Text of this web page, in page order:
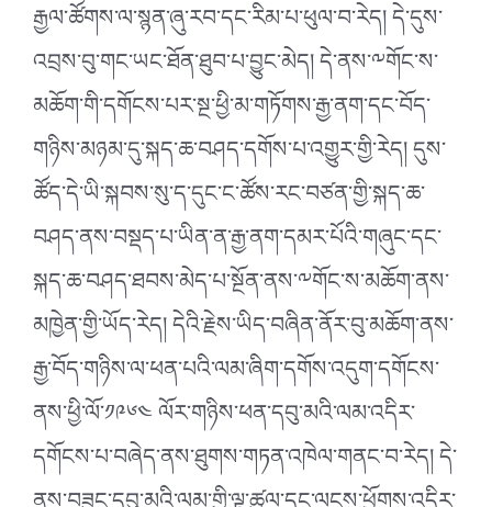
རྒྱལ་ཚོགས་ལ་སྙན་ཞུ་རབ་དང་རིམ་པ་ཕུལ་བ་རེད། དེ་དུས་
འབྲས་བུ་གང་ཡང་ཐོན་ཐུབ་པ་བྱུང་མེད། དེ་ནས་༸གོང་ས་
མཆོག་གི་དགོངས་པར་སྔ་ཕྱི་མ་གཏོགས་རྒྱ་ནག་དང་བོད་
གཉིས་མཉམ་དུ་སྐད་ཆ་བཤད་དགོས་པ་འགྱུར་གྱི་རེད། དུས་
ཚོད་དེ་ཡི་སྐབས་སུ་ད་དུང་ང་ཚོས་རང་བཙན་གྱི་སྐད་ཆ་
བཤད་ནས་བསྡད་པ་ཡིན་ན་རྒྱ་ནག་དམར་པོའི་གཞུང་དང་
སྐད་ཆ་བཤད་ཐབས་མེད་པ་སྔོན་ནས་༸གོང་ས་མཆོག་ནས་
མཁྱེན་གྱི་ཡོད་རེད། དེའི་རྗེས་ཡིད་བཞིན་ནོར་བུ་མཆོག་ནས་
རྒྱ་བོད་གཉིས་ལ་ཕན་པའི་ལམ་ཞིག་དགོས་འདུག་དགོངས་
ནས་ཕྱི་ལོ་༡༩༦༤ ལོར་གཉིས་ཕན་དབུ་མའི་ལམ་འདིར་
དགོངས་པ་བཞེད་ནས་ཐུགས་གཏན་འཁེལ་གནང་བ་རེད། དེ་